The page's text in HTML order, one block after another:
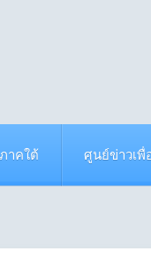
าคใต้ ศูนย์ข่าวเ